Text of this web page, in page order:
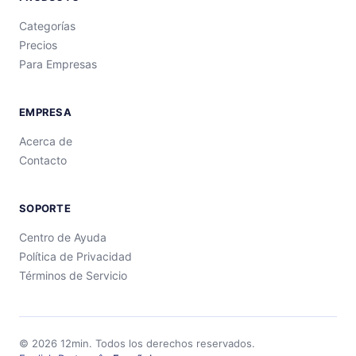
Categorías
Precios
Para Empresas
EMPRESA
Acerca de
Contacto
SOPORTE
Centro de Ayuda
Política de Privacidad
Términos de Servicio
© 2026 12min. Todos los derechos reservados.